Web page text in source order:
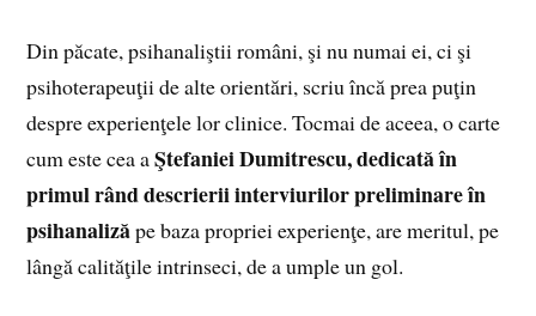
Din păcate, psihanaliştii români, şi nu numai ei, ci şi
psihoterapeuţii de alte orientări, scriu încă prea puţin
despre experienţele lor clinice. Tocmai de aceea, o carte
cum este cea aŞtefaniei Dumitrescu, dedicată în
primul rând descrierii interviurilor preliminare în
psihanalizăpe baza propriei experienţe, are meritul, pe
lângă calităţile intrinseci, de a umple un gol.